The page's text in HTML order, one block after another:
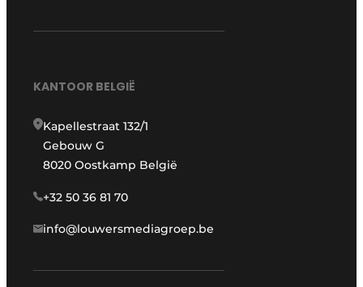
KANTOOR BELGIË
Kapellestraat 132/1
Gebouw G
8020 Oostkamp België
+32 50 36 81 70
info@louwersmediagroep.be